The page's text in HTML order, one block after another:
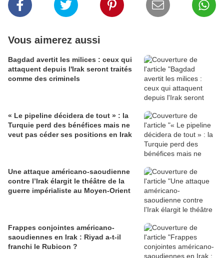
Vous aimerez aussi
Bagdad avertit les milices : ceux qui
attaquent depuis l'Irak seront traités
comme des criminels
« Le pipeline décidera de tout » : la
Turquie perd des bénéfices mais ne
veut pas céder ses positions en Irak
Une attaque américano-saoudienne
contre l’Irak élargit le théâtre de la
guerre impérialiste au Moyen-Orient
Frappes conjointes américano-
saoudiennes en Irak : Riyad a-t-il
franchi le Rubicon ?